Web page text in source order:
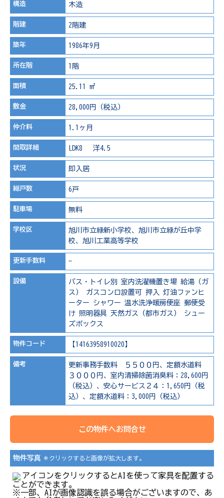
構造 木造
階建 2階建
築年 1986年9月
所在階 1階
面積 25.11 m²
敷金 28,000円（税込）
仲介料 1.1ヶ月
間取詳細 LDK8 洋4.5
状況 即入居
総戸数 6戸
駐車場 無料
学校区
旭川市立緑新小学校、旭川市立緑が丘中学
校、旭川工業高等学校
更新手数料 -
設備 バス・トイレ別 室内洗濯機置き場 給湯（ガ
ス）
ガスコンロ設置可 押入
灯油ファンヒ
ーター
シャワー 温水洗浄暖房便座 郵便受
け 照明器具 天然ガス（都市ガス）
シュー
ズボックス
物件コード 【14163958910020】
備考
更新事務手数料 ５５００円、定額水道料
３０００円、室内清掃除菌消臭料：28,600円
（税込）、安心サービス２４：1,650円（税
込）、定額水道料：3,000円（税込）
この物件へお問合せ
物件写真 ＊クリックすると画像が拡大します。
アイコンをクリックするとAIを使って家具を配置する
ことができます。
※一部、AIが画像認識を誤る場合がございますので、あ